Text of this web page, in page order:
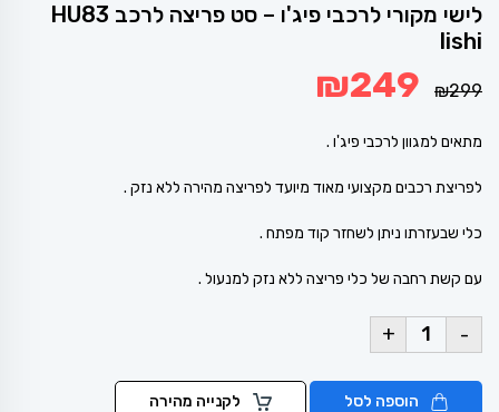
לישי מקורי לרכבי פיג'ו – סט פריצה לרכב HU83
lishi
₪299
המחיר
המקורי
₪249
מתאים למגוון לרכבי פיג'ו .
לפריצת רכבים מקצועי מאוד מיועד לפריצה מהירה ללא נזק .
כלי שבעזרתו ניתן לשחזר קוד מפתח .
עם קשת רחבה של כלי פריצה ללא נזק למנעול .
-
+
הוספה לסל לקנייה מהירה